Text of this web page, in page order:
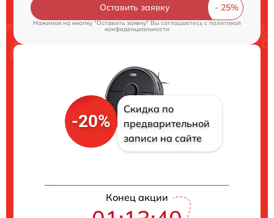
Оставить заявку
Нажимая на кнопку "Оставить заявку" Вы соглашаетесь cполитикой
конфиденциальности
-20%
Скидка по
предварительной
записи на сайте
Конец акции